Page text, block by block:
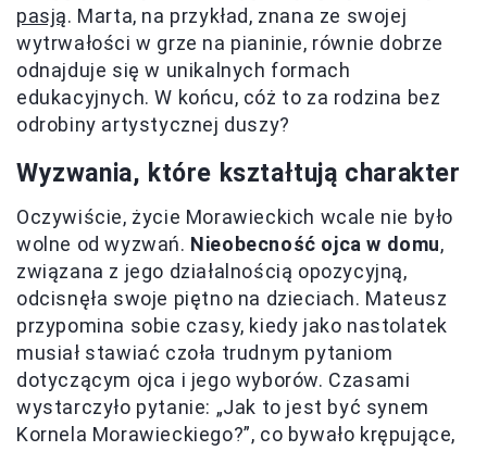
pasją. Marta, na przykład, znana ze swojej
wytrwałości w grze na pianinie, równie dobrze
odnajduje się w unikalnych formach
edukacyjnych. W końcu, cóż to za rodzina bez
odrobiny artystycznej duszy?
Wyzwania, które kształtują charakter
Oczywiście, życie Morawieckich wcale nie było
wolne od wyzwań. Nieobecność ojca w domu,
związana z jego działalnością opozycyjną,
odcisnęła swoje piętno na dzieciach. Mateusz
przypomina sobie czasy, kiedy jako nastolatek
musiał stawiać czoła trudnym pytaniom
dotyczącym ojca i jego wyborów. Czasami
wystarczyło pytanie: „Jak to jest być synem
Kornela Morawieckiego?”, co bywało krępujące,